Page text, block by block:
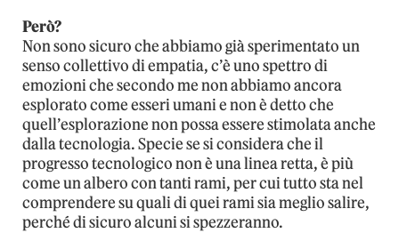
Però?
Non sono sicuro che abbiamo già sperimentato un
senso collettivo di empatia, c’è uno spettro di
emozioni che secondo me non abbiamo ancora
esplorato come esseri umani e non è detto che
quell’esplorazione non possa essere stimolata anche
dalla tecnologia. Specie se si considera che il
progresso tecnologico non è una linea retta, è più
come un albero con tanti rami, per cui tutto sta nel
comprendere su quali di quei rami sia meglio salire,
perché di sicuro alcuni si spezzeranno.